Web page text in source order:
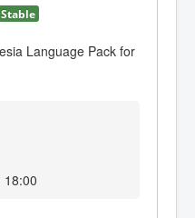
Stable
Language Pack for
18:00